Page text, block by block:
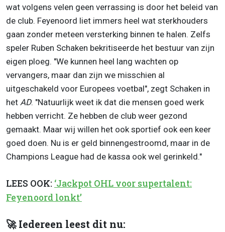
wat volgens velen geen verrassing is door het beleid van
de club. Feyenoord liet immers heel wat sterkhouders
gaan zonder meteen versterking binnen te halen. Zelfs
speler Ruben Schaken bekritiseerde het bestuur van zijn
eigen ploeg. "We kunnen heel lang wachten op
vervangers, maar dan zijn we misschien al
uitgeschakeld voor Europees voetbal", zegt Schaken in
het AD. "Natuurlijk weet ik dat die mensen goed werk
hebben verricht. Ze hebben de club weer gezond
gemaakt. Maar wij willen het ook sportief ook een keer
goed doen. Nu is er geld binnengestroomd, maar in de
Champions League had de kassa ook wel gerinkeld."
LEES OOK: ‘Jackpot OHL voor supertalent:
Feyenoord lonkt’
🚀 Iedereen leest dit nu: